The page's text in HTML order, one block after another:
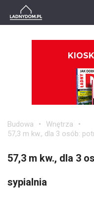
Budowa
Wnętrza
57,3 m kw., dla 3 osób:
57,3 m kw., dla 3
sypialnia